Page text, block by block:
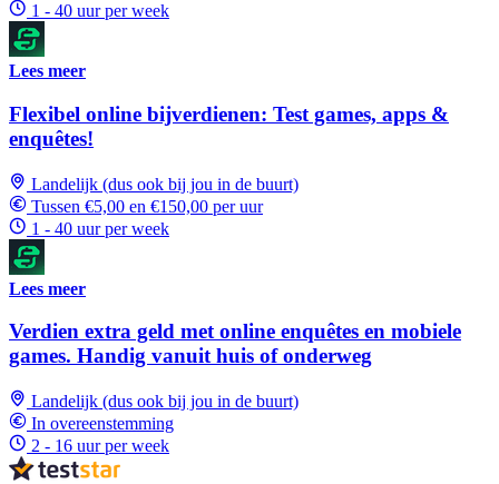
1 - 40 uur per week
Lees meer
Flexibel online bijverdienen: Test games, apps &
enquêtes!
Landelijk (dus ook bij jou in de buurt)
Tussen €5,00 en €150,00 per uur
1 - 40 uur per week
Lees meer
Verdien extra geld met online enquêtes en mobiele
games. Handig vanuit huis of onderweg
Landelijk (dus ook bij jou in de buurt)
In overeenstemming
2 - 16 uur per week